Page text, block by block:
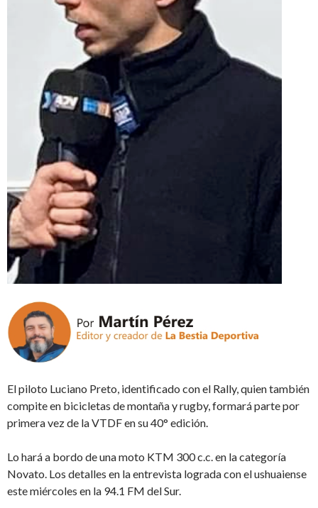
El piloto Luciano Preto, identificado con el Rally, quien también
compite en bicicletas de montaña y rugby, formará parte por
primera vez de la VTDF en su 40° edición.
Lo hará a bordo de una moto KTM 300 c.c. en la categoría
Novato. Los detalles en la entrevista lograda con el ushuaiense
este miércoles en la 94.1 FM del Sur.